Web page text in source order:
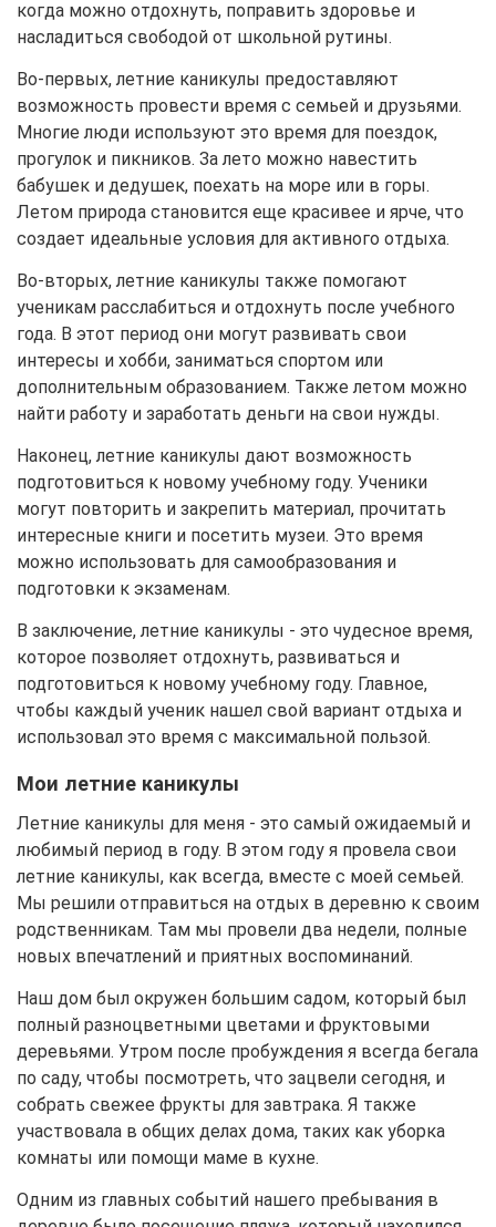
когда можно отдохнуть, поправить здоровье и
насладиться свободой от школьной рутины.
Во-первых, летние каникулы предоставляют
возможность провести время с семьей и друзьями.
Многие люди используют это время для поездок,
прогулок и пикников. За лето можно навестить
бабушек и дедушек, поехать на море или в горы.
Летом природа становится еще красивее и ярче, что
создает идеальные условия для активного отдыха.
Во-вторых, летние каникулы также помогают
ученикам расслабиться и отдохнуть после учебного
года. В этот период они могут развивать свои
интересы и хобби, заниматься спортом или
дополнительным образованием. Также летом можно
найти работу и заработать деньги на свои нужды.
Наконец, летние каникулы дают возможность
подготовиться к новому учебному году. Ученики
могут повторить и закрепить материал, прочитать
интересные книги и посетить музеи. Это время
можно использовать для самообразования и
подготовки к экзаменам.
В заключение, летние каникулы - это чудесное время,
которое позволяет отдохнуть, развиваться и
подготовиться к новому учебному году. Главное,
чтобы каждый ученик нашел свой вариант отдыха и
использовал это время с максимальной пользой.
Мои летние каникулы
Летние каникулы для меня - это самый ожидаемый и
любимый период в году. В этом году я провела свои
летние каникулы, как всегда, вместе с моей семьей.
Мы решили отправиться на отдых в деревню к своим
родственникам. Там мы провели два недели, полные
новых впечатлений и приятных воспоминаний.
Наш дом был окружен большим садом, который был
полный разноцветными цветами и фруктовыми
деревьями. Утром после пробуждения я всегда бегала
по саду, чтобы посмотреть, что зацвели сегодня, и
собрать свежее фрукты для завтрака. Я также
участвовала в общих делах дома, таких как уборка
комнаты или помощи маме в кухне.
Одним из главных событий нашего пребывания в